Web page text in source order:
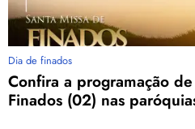
Dia de finados
Confira a programação
Finados (02) nas